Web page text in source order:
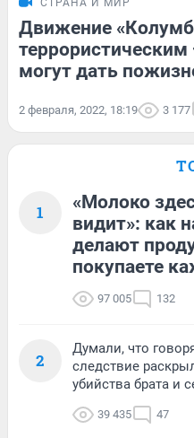
СТРАНА И МИР
Движение
террористическим
могут дать
2 февраля, 2022, 18:19 3 177
1
«Молоко
видит»: как
делают
покупаете
97 005 132
2
Думали, что
следствие
убийства брата и
39 435 47